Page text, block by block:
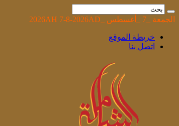
الجمعة _7 _أغسطس _2026AH 7-8-2026AD
خريطة الموقع
اتصل بنا